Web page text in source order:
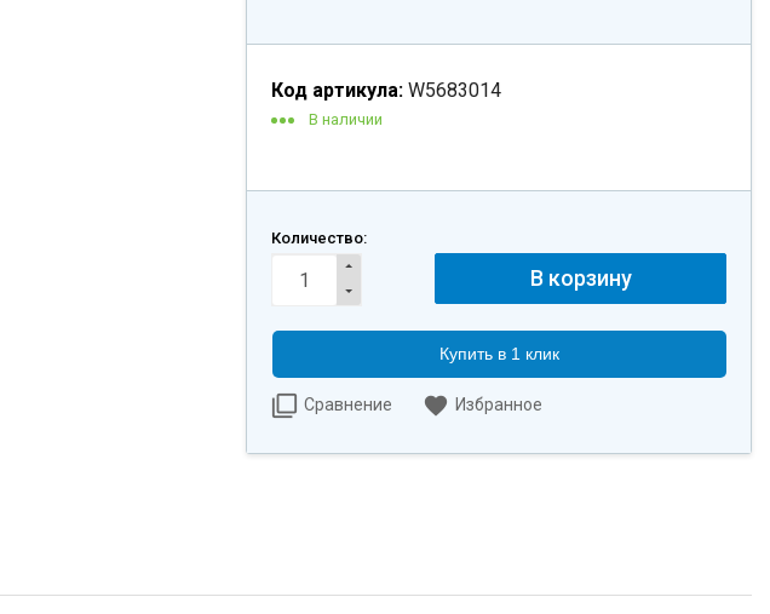
Код артикула: W5683014
В наличии
Количество:
Купить в 1 клик
Сравнение Избранное